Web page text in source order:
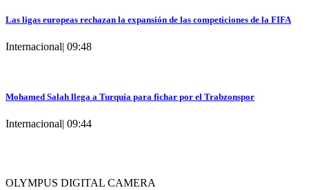
Las ligas europeas rechazan la expansión de las competiciones de la FIFA
Internacional| 09:48
Mohamed Salah llega a Turquía para fichar por el Trabzonspor
Internacional| 09:44
OLYMPUS DIGITAL CAMERA